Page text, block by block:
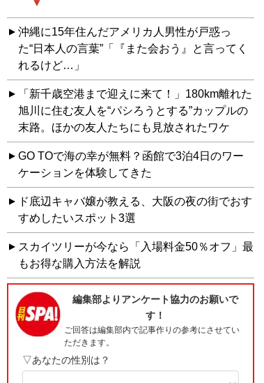
沖縄に15年住んだアメリカ人男性が戸惑っ
た“日本人の言葉”「『また会おう』と言ってく
れるけど…」
「新千歳空港まで迎えに来て！」180km離れた
旭川に住む友人を“パシろうとする”カップルの
末路。ほかの友人たちにも見放されたワケ
GO TOで海の幸が無料？函館で3泊4日のワー
ケーションを体験してきた
ド底辺キャバ嬢が教える、大阪の夜の街でおす
すめしたいスポット3選
スカイツリーが今なら「入場料金50％オフ」最
もお得な購入方法を解説